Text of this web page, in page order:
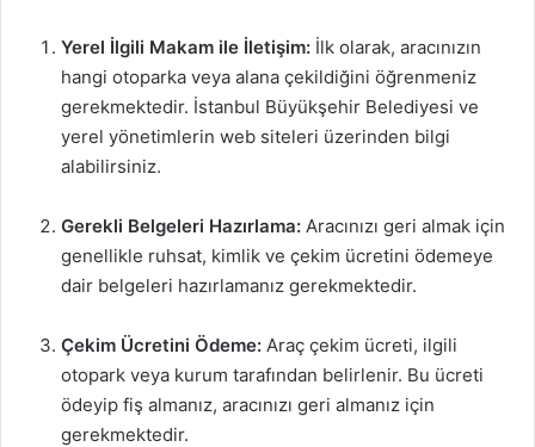
Yerel İlgili Makam ile İletişim: İlk olarak, aracınızın
hangi otoparka veya alana çekildiğini öğrenmeniz
gerekmektedir. İstanbul Büyükşehir Belediyesi ve
yerel yönetimlerin web siteleri üzerinden bilgi
alabilirsiniz.
Gerekli Belgeleri Hazırlama: Aracınızı geri almak için
genellikle ruhsat, kimlik ve çekim ücretini ödemeye
dair belgeleri hazırlamanız gerekmektedir.
Çekim Ücretini Ödeme: Araç çekim ücreti, ilgili
otopark veya kurum tarafından belirlenir. Bu ücreti
ödeyip fiş almanız, aracınızı geri almanız için
gerekmektedir.